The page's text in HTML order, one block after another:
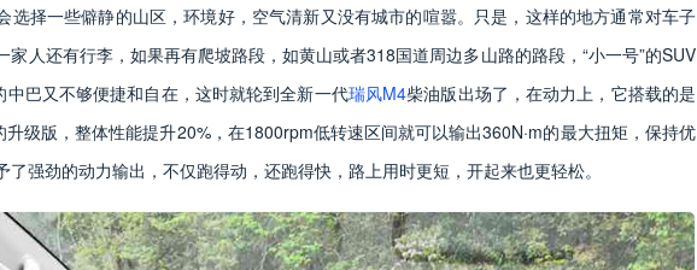
选择一些僻静的山区，环境好，空气清新又没有城市的喧嚣。只是，这样的地方通常对车子
家人还有行李，如果再有爬坡路段，如黄山或者318国道周边多山路的路段，“小一号”的SUV
中巴又不够便捷和自在，这时就轮到全新一代瑞风M4柴油版出场了，在动力上，它搭载的是
升级版，整体性能提升20%，在1800rpm低转速区间就可以输出360N·m的最大扭矩，保持优
强劲的动力输出，不仅跑得动，还跑得快，路上用时更短，开起来也更轻松。